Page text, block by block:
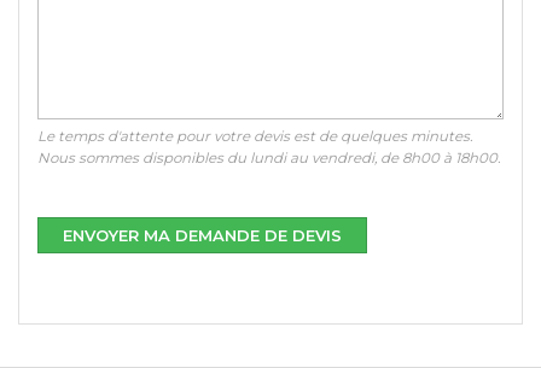
Le temps d'attente pour votre devis est de quelques minutes.
Nous sommes disponibles du lundi au vendredi, de 8h00 à 18h00.